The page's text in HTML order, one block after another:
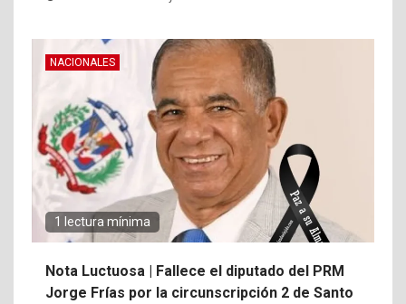
NACIONALES
1 lectura mínima
Nota Luctuosa | Fallece el diputado del PRM
Jorge Frías por la circunscripción 2 de Santo